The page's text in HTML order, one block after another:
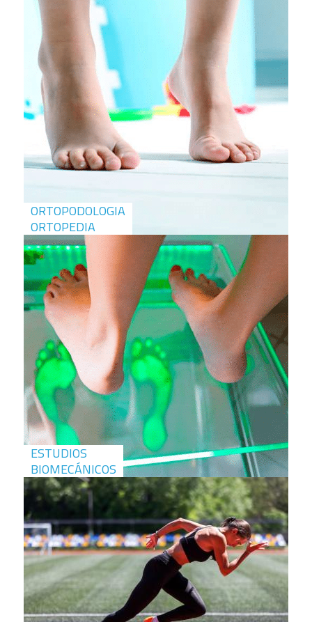
ORTOPODOLOGIA
ORTOPEDIA
ESTUDIOS
BIOMECÁNICOS